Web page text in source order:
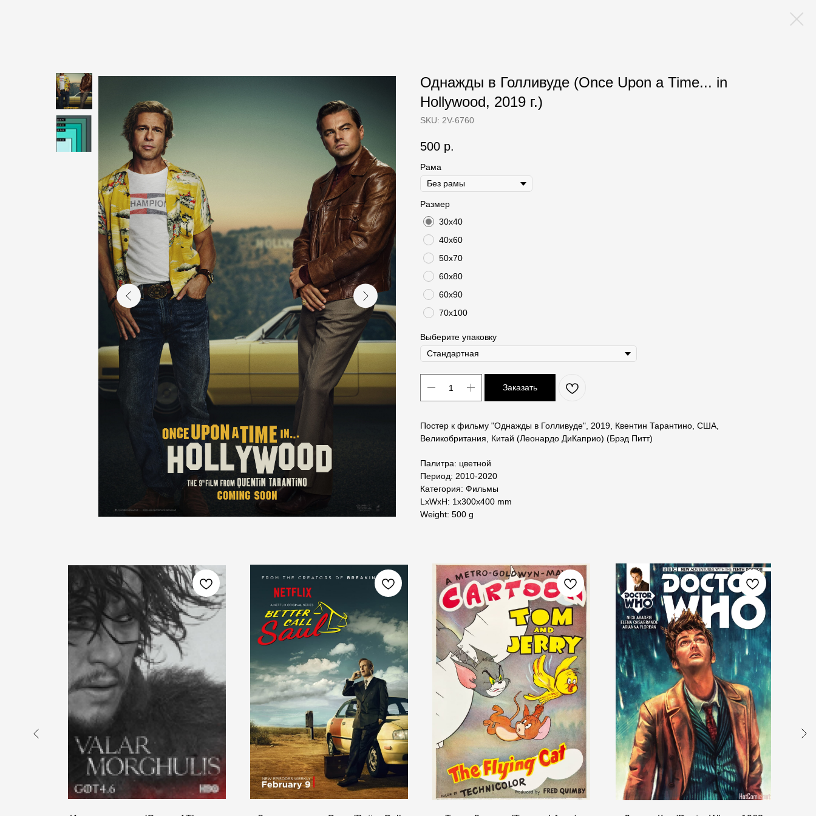
Однажды в Голливуде (Once Upon a Time... in
Hollywood, 2019 г.)
SKU: 2V-6760
500 р.
Рама
Размер
30х40
40х60
50х70
60х80
60х90
70х100
Выберите упаковку
Заказать
Постер к фильму "Однажды в Голливуде", 2019, Квентин Тарантино, США,
Великобритания, Китай (Леонардо ДиКаприо) (Брэд Питт)
Палитра: цветной
Период: 2010-2020
Категория: Фильмы
LxWxH: 1x300x400 mm
Weight: 500 g